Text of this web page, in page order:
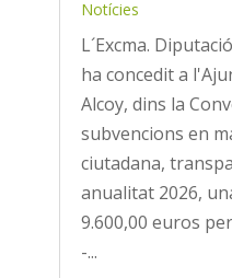
Notícies
L´Excma.
ha concedit a
Alcoy, dins la
subvencions en
ciutadana,
anualitat 2026,
9.600,00 euros
-...